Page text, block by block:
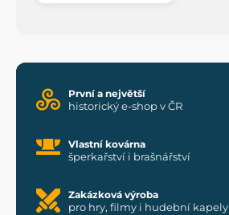
První a největší
historický e-shop v ČR
Vlastní kovárna
šperkařství i brašnářství
Zakázková výroba
pro hry, filmy i hudební kapely